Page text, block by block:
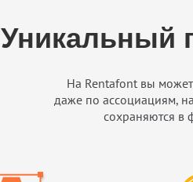
Уникальный
На Rentafont вы
даже по ассоциациям,
сохраняются в